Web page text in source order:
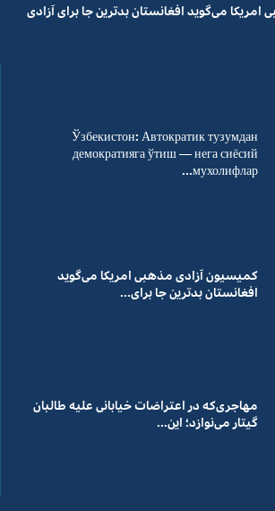
می‌گوید افغانستان بدترین جا برای آزادی
Ўзбекистон: Автократик тузумдан
демократияга ўтиш — нега сиёсий
мухолифлар...
کمیسیون آزادی مذهبی امریکا می‌گوید
افغانستان بدترین جا برای...
مهاجری‌که در اعتراضات خیابانی علیه طالبان
گیتار می‌نوازد؛ این...